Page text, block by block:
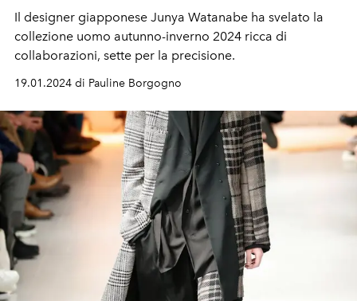
Il designer giapponese Junya Watanabe ha svelato la
collezione uomo autunno-inverno 2024 ricca di
collaborazioni, sette per la precisione.
19.01.2024 di Pauline Borgogno